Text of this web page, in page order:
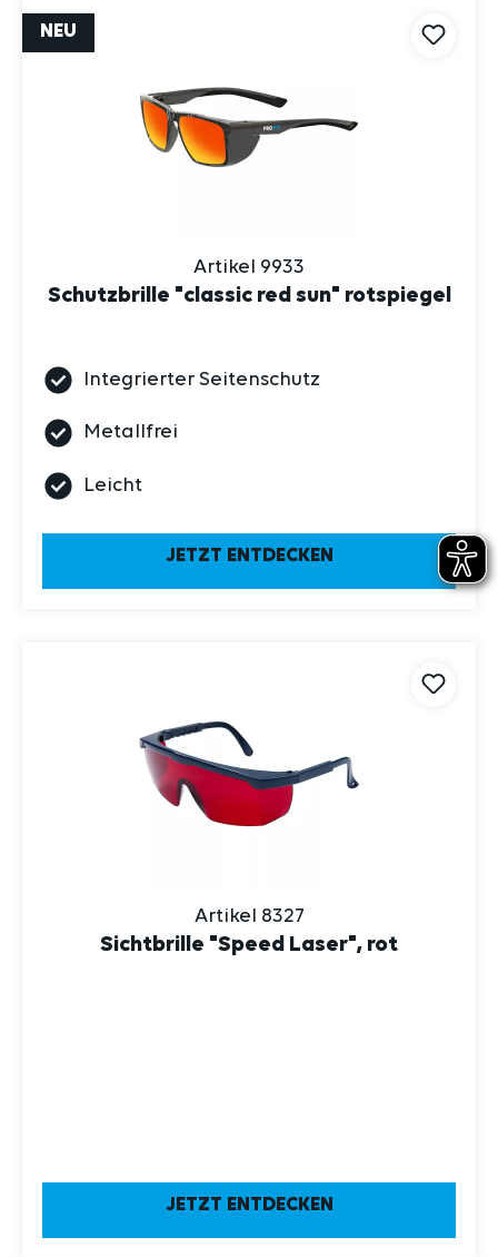
NEU
Artikel 9933
Schutzbrille "classic red sun" rotspiegel
Integrierter Seitenschutz
Metallfrei
Leicht
JETZT ENTDECKEN
Artikel 8327
Sichtbrille "Speed Laser", rot
JETZT ENTDECKEN